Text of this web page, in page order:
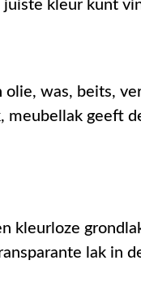
kleur kunt
was, beits,
geeft
kleurloze
lak in